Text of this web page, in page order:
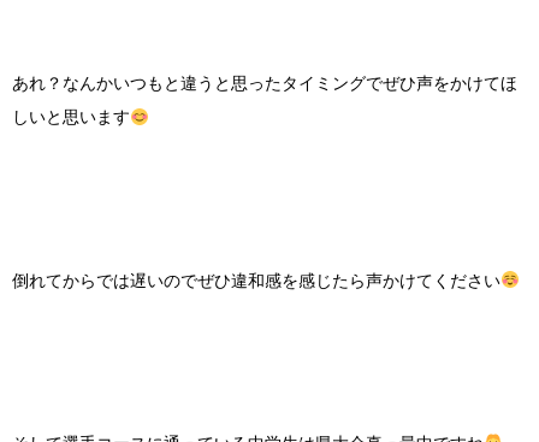
あれ？なんかいつもと違うと思ったタイミングでぜひ声をかけてほ
しいと思います
倒れてからでは遅いのでぜひ違和感を感じたら声かけてください